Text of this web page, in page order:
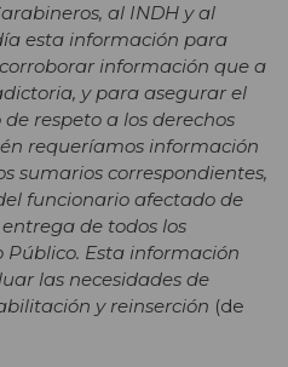
al INDH y al
esta información para
información que a
y para asegurar el
respeto a los derechos
requeríamos información
sumarios correspondientes,
funcionario afectado de
de todos los
Esta información
las necesidades de
y reinserción (de